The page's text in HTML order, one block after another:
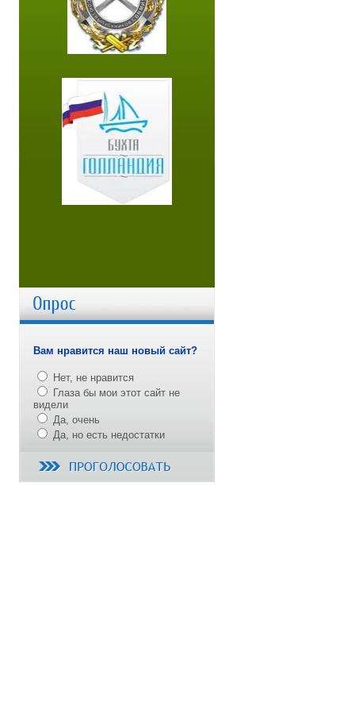
Вам нравится наш новый сайт?
Нет, не нравится
Глаза бы мои этот сайт не
видели
Да, очень
Да, но есть недостатки